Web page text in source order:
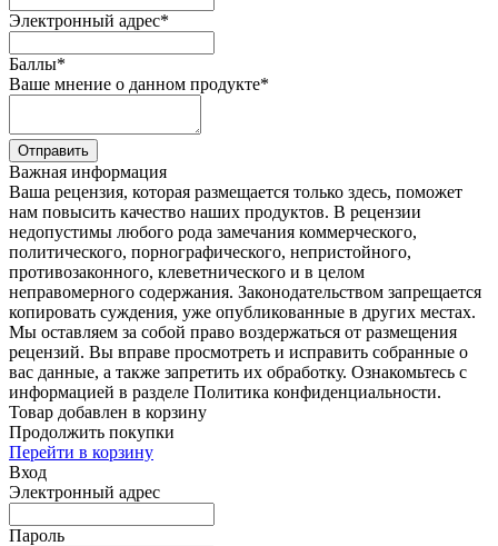
Электронный адрес*
Баллы*
Ваше мнение о данном продукте*
Отправить
Важная информация
Ваша рецензия, которая размещается только здесь, поможет
нам повысить качество наших продуктов. В рецензии
недопустимы любого рода замечания коммерческого,
политического, порнографического, непристойного,
противозаконного, клеветнического и в целом
неправомерного содержания. Законодательством запрещается
копировать суждения, уже опубликованные в других местах.
Мы оставляем за собой право воздержаться от размещения
рецензий. Вы вправе просмотреть и исправить собранные о
вас данные, а также запретить их обработку. Ознакомьтесь с
информацией в разделе Политика конфиденциальности.
Товар добавлен в корзину
Продолжить покупки
Перейти в корзину
Вход
Электронный адрес
Пароль